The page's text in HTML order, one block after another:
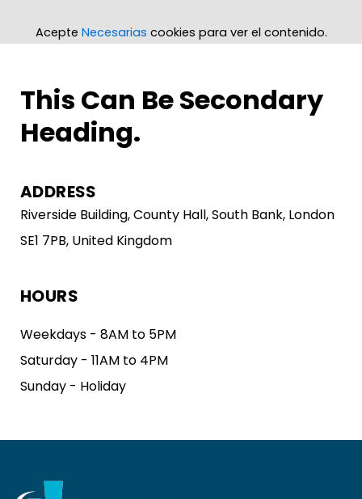
Acepte Necesarias cookies para ver el contenido.
This Can Be Secondary
Heading.
ADDRESS
Riverside Building, County Hall, South Bank, London
SE1 7PB, United Kingdom
HOURS
Weekdays - 8AM to 5PM
Saturday - 11AM to 4PM
Sunday - Holiday